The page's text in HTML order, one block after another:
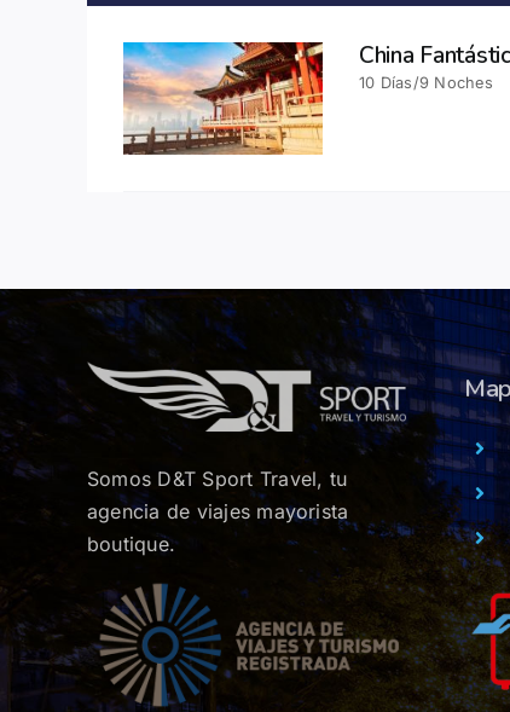
China
10 Días/9 Noches
Somos D&T Sport Travel, tu
agencia de viajes mayorista
boutique.